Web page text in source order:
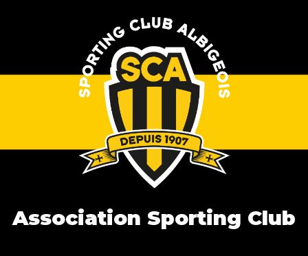
Association Sporting Club